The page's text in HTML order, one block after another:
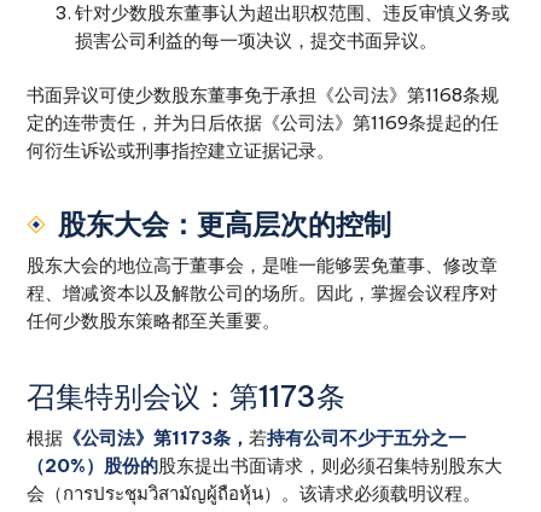
针对少数股东董事认为超出职权范围、违反审慎义务或
损害公司利益的每一项决议，提交书面异议。
书面异议可使少数股东董事免于承担《公司法》第1168条规
定的连带责任，并为日后依据《公司法》第1169条提起的任
何衍生诉讼或刑事指控建立证据记录。
股东大会：更高层次的控制
股东大会的地位高于董事会，是唯一能够罢免董事、修改章
程、增减资本以及解散公司的场所。因此，掌握会议程序对
任何少数股东策略都至关重要。
召集特别会议：第1173条
根据 《公司法》第1173条，若持有公司不少于五分之一
（20%）股份的股东提出书面请求，则必须召集特别股东大
会（การประชุมวิสามัญผู้ถือหุ้น）。该请求必须载明议程。